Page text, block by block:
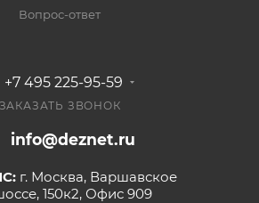
Вопрос-ответ
+7 495 225-95-59
ЗАКАЗАТЬ ЗВОНОК
info@deznet.ru
г. Москва, Варшавское
150к2, Офис 909